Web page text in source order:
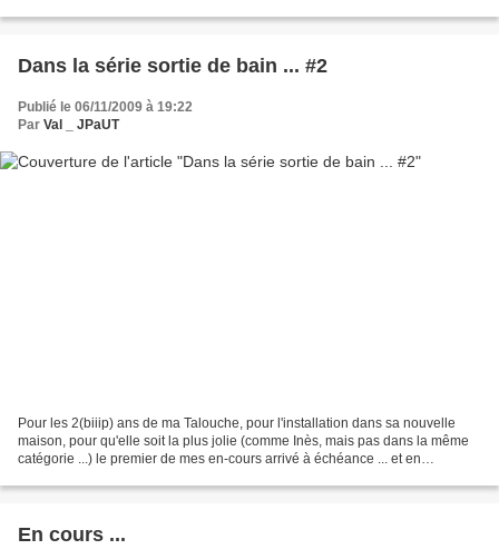
Dans la série sortie de bain ... #2
Publié le 06/11/2009 à 19:22
Par Val _ JPaUT
Pour les 2(biiip) ans de ma Talouche, pour l'installation dans sa nouvelle
maison, pour qu'elle soit la plus jolie (comme Inès, mais pas dans la même
catégorie ...) le premier de mes en-cours arrivé à échéance ... et en
En cours ...